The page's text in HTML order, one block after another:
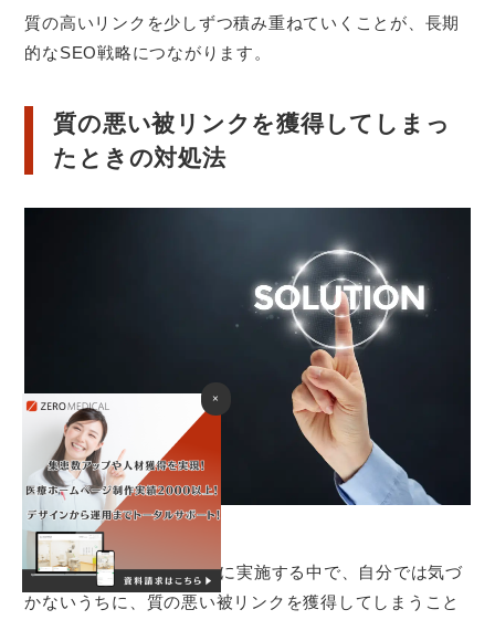
質の高いリンクを少しずつ積み重ねていくことが、長期
的なSEO戦略につながります。
質の悪い被リンクを獲得してしまっ
たときの対処法
ウェブサイトのSEO対策に実施する中で、自分では気づ
かないうちに、質の悪い被リンクを獲得してしまうこと
×